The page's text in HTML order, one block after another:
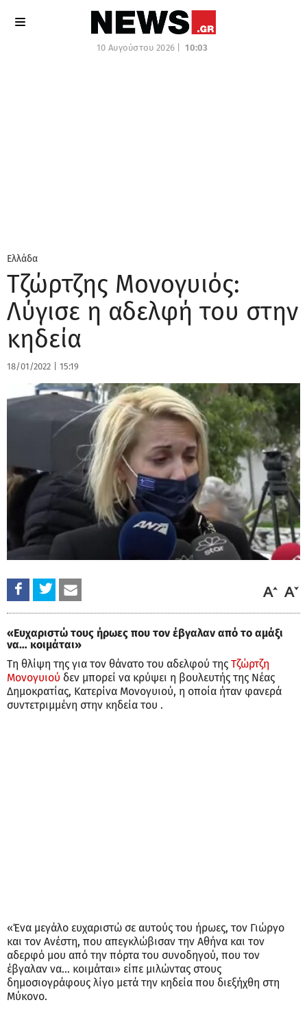
10 Αυγούστου 2026 | 10:03
Ελλάδα
Τζώρτζης Μονογυιός:
Λύγισε η αδελφή του στην
κηδεία
18/01/2022 15:19
«Ευχαριστώ τους ήρωες που τον έβγαλαν από το αμάξι
να… κοιμάται»
Τη θλίψη της για τον θάνατο του αδελφού της Τζώρτζη
Μονογυιού δεν μπορεί να κρύψει η βουλευτής της Νέας
Δημοκρατίας, Κατερίνα Μονογυιού, η οποία ήταν φανερά
συντετριμμένη στην κηδεία του .
«Ένα μεγάλο ευχαριστώ σε αυτούς του ήρωες, τον Γιώργο
και τον Ανέστη, που απεγκλώβισαν την Αθήνα και τον
αδερφό μου από την πόρτα του συνοδηγού, που τον
έβγαλαν να… κοιμάται» είπε μιλώντας στους
δημοσιογράφους λίγο μετά την κηδεία που διεξήχθη στη
Μύκονο.